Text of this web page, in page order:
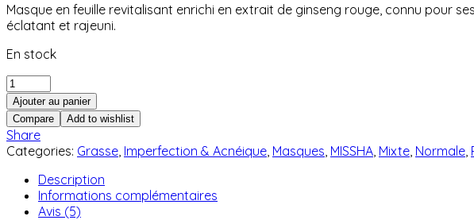
Masque en feuille revitalisant enrichi en extrait de ginseng rouge, connu pour
éclatant et rajeuni.
En stock
quantité
de
MISSHA
-
Airy
Fit
Sheet
Mask
Red
Ajouter au panier
Compare
Add to wishlist
Share
Categories: Grasse Imperfection & Acnéique Masques MISSHA Mixte Normale
Description
Informations complémentaires
Avis (5)